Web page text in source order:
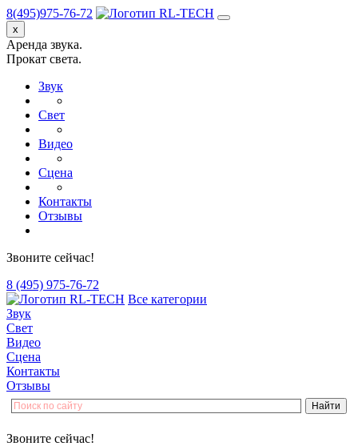
8(495)975-76-72
x
Аренда звука.
Прокат света.
Звук
Свет
Видео
Сцена
Контакты
Отзывы
Звоните сейчас!
8 (495) 975-76-72
Все категории
Звук
Свет
Видео
Сцена
Контакты
Отзывы
Звоните сейчас!